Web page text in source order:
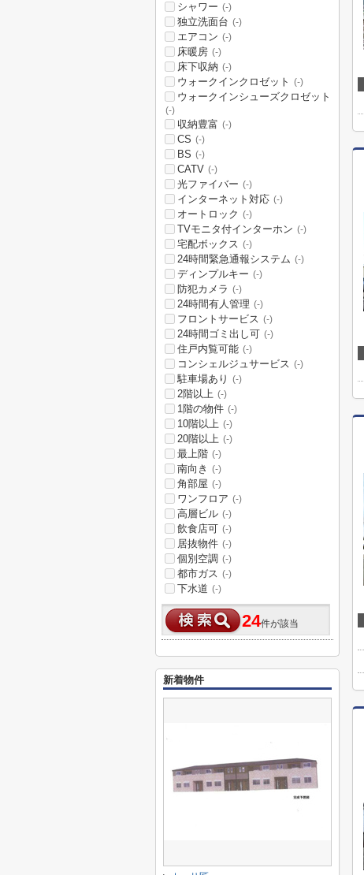
シャワー (-)
独立洗面台 (-)
エアコン (-)
床暖房 (-)
床下収納 (-)
ウォークインクロゼット (-)
ウォークインシューズクロゼット
(-)
収納豊富 (-)
CS (-)
BS (-)
CATV (-)
光ファイバー (-)
インターネット対応 (-)
オートロック (-)
TVモニタ付インターホン (-)
宅配ボックス (-)
24時間緊急通報システム (-)
ディンプルキー (-)
防犯カメラ (-)
24時間有人管理 (-)
フロントサービス (-)
24時間ゴミ出し可 (-)
住戸内覧可能 (-)
コンシェルジュサービス (-)
駐車場あり (-)
2階以上 (-)
1階の物件 (-)
10階以上 (-)
20階以上 (-)
最上階 (-)
南向き (-)
角部屋 (-)
ワンフロア (-)
高層ビル (-)
飲食店可 (-)
居抜物件 (-)
個別空調 (-)
都市ガス (-)
下水道 (-)
24件が該当
新着物件